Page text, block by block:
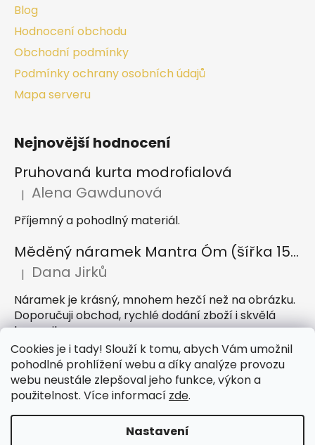
Cookies je i tady! Slouží k tomu, abych Vám umožnil
pohodlné prohlížení webu a díky analýze provozu
webu neustále zlepšoval jeho funkce, výkon a
použitelnost. Více informací zde.
Nastavení
Blog
Hodnocení obchodu
Obchodní podmínky
Podmínky ochrany osobních údajů
Mapa serveru
Nejnovější hodnocení
Pruhovaná kurta modrofialová
Hodnocení produktu je 5 z 5 hvězdiček.
| Alena Gawdunová
Příjemný a pohodlný materiál.
Měděný náramek Mantra Óm (šířka 15 mm)
Hodnocení produktu je 5 z 5 hvězdiček.
| Dana Jirků
Náramek je krásný, mnohem hezčí než na obrázku.
Doporučuji obchod, rychlé dodání zboží i skvělá
komunikace
Hodnocení produktu je 5 z 5 hvězdiček.
| Petra Hejátková